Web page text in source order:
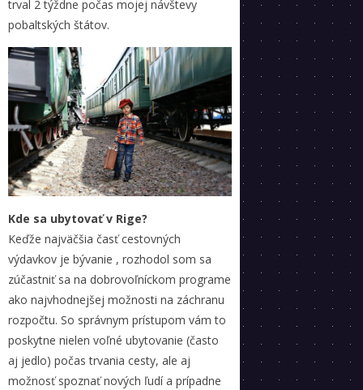
trval 2 týždne počas mojej návštevy
pobaltských štátov.
Kde sa ubytovať v Rige?
Keďže najväčšia časť cestovných
výdavkov je bývanie , rozhodol som sa
zúčastniť sa na dobrovoľníckom programe
ako najvhodnejšej možnosti na záchranu
rozpočtu. So správnym prístupom vám to
poskytne nielen voľné ubytovanie (často
aj jedlo) počas trvania cesty, ale aj
možnosť spoznať nových ľudí a prípadne